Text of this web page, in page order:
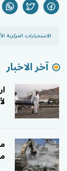
الاستخبارات المركزية
آخر الاخبار